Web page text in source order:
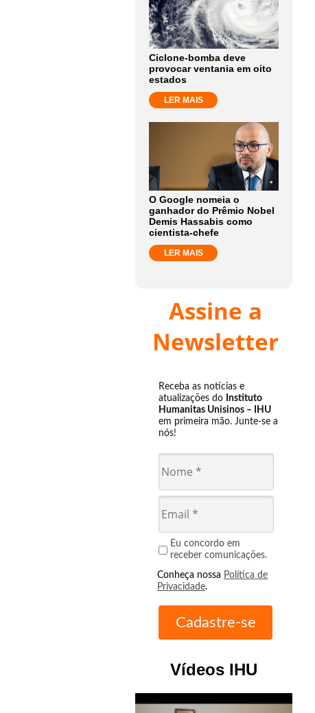
Ciclone-bomba deve
provocar ventania em oito
estados
LER MAIS
O Google nomeia o
ganhador do Prêmio Nobel
Demis Hassabis como
cientista-chefe
LER MAIS
Assine a
Newsletter
Receba as notícias e
atualizações do Instituto
Humanitas Unisinos – IHU
em primeira mão. Junte-se a
nós!
Eu concordo em
receber comunicações.
Conheça nossa Política de
Privacidade.
Vídeos IHU